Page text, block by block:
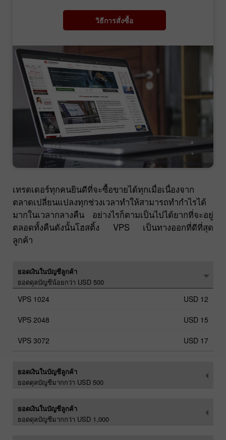
วิธีการสั่งซื้อ
เทรดเดอร์ทุกคนยินดีที่จะซื้อขายได้ทุกเมื่อเนื่องจาก
ตลาดเปลี่ยนแปลงทุกช่วงเวลาทำให้สามารถทำกำไรได้
มากในเวลากลางคืน อย่างไรก็ตามเป็นไปได้ยากที่จะอยู่
ตลอดทั้งคืนดังนั้นโฮสติ้ง VPS เป็นทางออกที่ดีที่สุด
ลูกค้า
ยอดเงินในบัญชีลูกค้า
ยอดดุลบัญชีน้อยกว่า USD 500
USD 12
USD 15
USD 17
ยอดเงินในบัญชีลูกค้า
ยอดดุลบัญชีมากกว่า USD 500
ยอดเงินในบัญชีลูกค้า
ยอดดุลบัญชีมากกว่า USD 1,000